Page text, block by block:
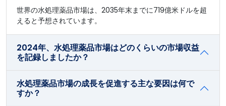
世界の水処理薬品市場は、2035年末までに719億米ドルを超
えると予想されています。
2024年、水処理薬品市場はどのくらいの市場収益
を記録しましたか？
水処理薬品市場の成長を促進する主な要因は何で
すか？